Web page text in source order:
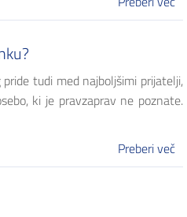
tudi med najboljšimi prijatelji,
ki je pravzaprav ne poznate.
Preberi več